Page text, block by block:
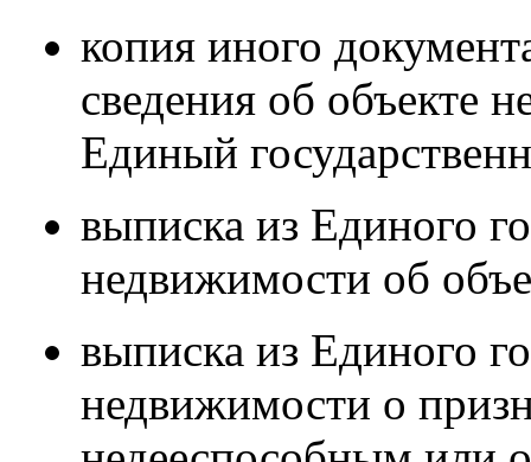
копия иного
сведения об объекте
Единый
выписка из Единого
недвижимости об
выписка из Единого
недвижимости о